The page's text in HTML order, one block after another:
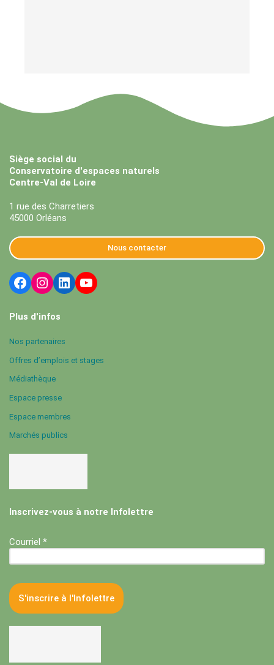
Siège social du
Conservatoire d'espaces naturels
Centre-Val de Loire
1 rue des Charretiers
45000 Orléans
Nous contacter
Plus d'infos
Nos partenaires
Offres d’emplois et stages
Médiathèque
Espace presse
Espace membres
Marchés publics
Inscrivez-vous à notre Infolettre
Courriel *